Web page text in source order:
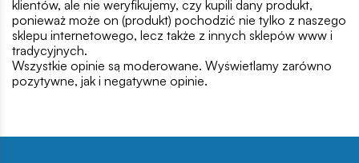
klientów, ale nie weryfikujemy, czy kupili dany produkt,
ponieważ może on (produkt) pochodzić nie tylko z naszego
sklepu internetowego, lecz także z innych sklepów www i
tradycyjnych.
Wszystkie opinie są moderowane. Wyświetlamy zarówno
pozytywne, jak i negatywne opinie.